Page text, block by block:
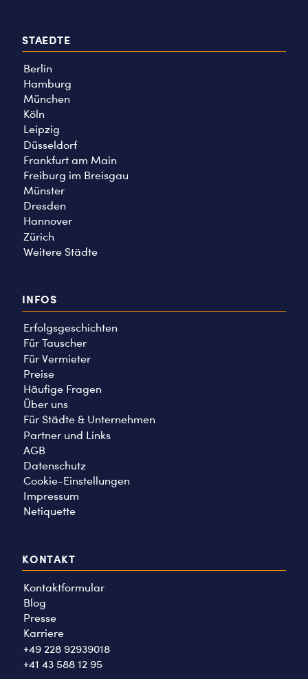
STAEDTE
Berlin
Hamburg
München
Köln
Leipzig
Düsseldorf
Frankfurt am Main
Freiburg im Breisgau
Münster
Dresden
Hannover
Zürich
Weitere Städte
INFOS
Erfolgsgeschichten
Für Tauscher
Für Vermieter
Preise
Häufige Fragen
Über uns
Für Städte & Unternehmen
Partner und Links
AGB
Datenschutz
Cookie-Einstellungen
Impressum
Netiquette
KONTAKT
Kontaktformular
Blog
Presse
Karriere
+49 228 92939018
+41 43 588 12 95